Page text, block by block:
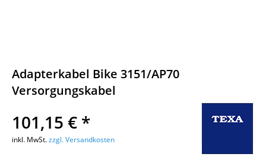
Adapterkabel Bike 3151/AP70
Versorgungskabel
101,15 € *
inkl. MwSt.zzgl. Versandkosten